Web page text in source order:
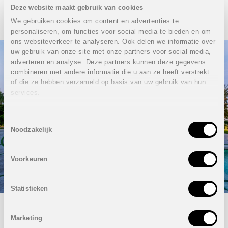
Deze website maakt gebruik van cookies
We gebruiken cookies om content en advertenties te
personaliseren, om functies voor social media te bieden en om
ons websiteverkeer te analyseren. Ook delen we informatie over
uw gebruik van onze site met onze partners voor social media,
adverteren en analyse. Deze partners kunnen deze gegevens
combineren met andere informatie die u aan ze heeft verstrekt
of die ze hebben verzameld op basis van uw gebruik van hun
services.
Toestemmingsselectie
Noodzakelijk
Voorkeuren
Statistieken
Marketing
ook een beroep doen op onze verhuurdienst.
Geïnteresseerd? Maak een